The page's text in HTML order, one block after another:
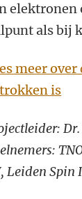
elektronen
als bij
meer
is
Leiden Spin